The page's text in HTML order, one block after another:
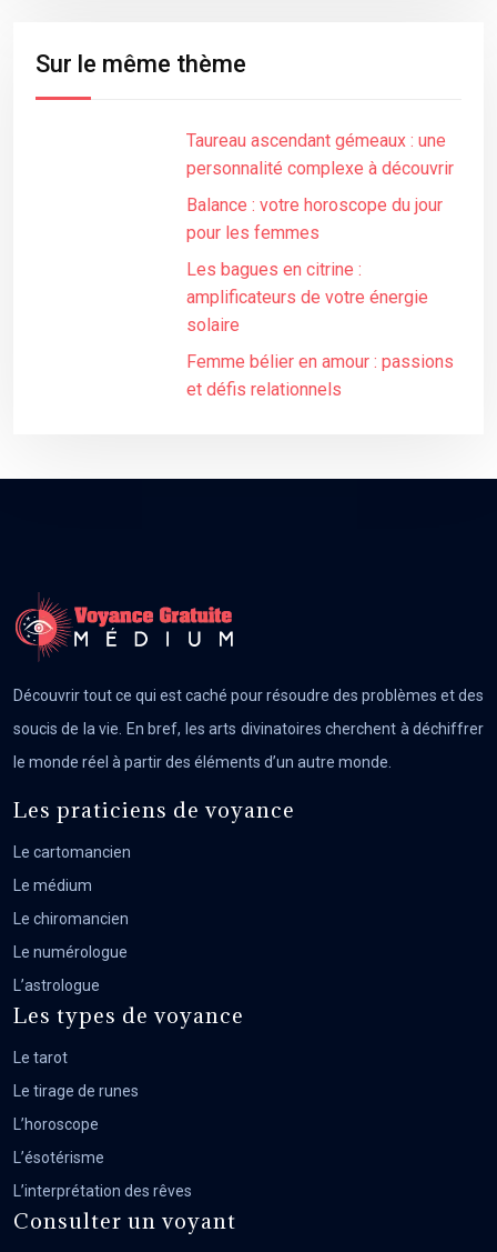
Sur le même thème
Taureau ascendant gémeaux : une
personnalité complexe à découvrir
Balance : votre horoscope du jour
pour les femmes
Les bagues en citrine :
amplificateurs de votre énergie
solaire
Femme bélier en amour : passions
et défis relationnels
Découvrir tout ce qui est caché pour résoudre des problèmes et des
soucis de la vie. En bref, les arts divinatoires cherchent à déchiffrer
le monde réel à partir des éléments d’un autre monde.
Les praticiens de voyance
Le cartomancien
Le médium
Le chiromancien
Le numérologue
L’astrologue
Les types de voyance
Le tarot
Le tirage de runes
L’horoscope
L’ésotérisme
L’interprétation des rêves
Consulter un voyant